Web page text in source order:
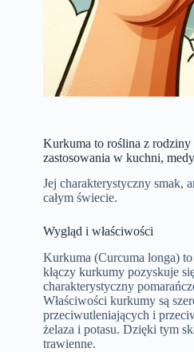
Kurkuma to roślina z rodziny
zastosowania w kuchni,
Jej charakterystyczny smak,
całym świecie.
Wygląd i właściwości
Kurkuma (Curcuma longa)
kłączy kurkumy pozyskuje
charakterystyczny
Właściwości kurkumy są
przeciwutleniających i
żelaza i potasu. Dzięki tym
trawienne.